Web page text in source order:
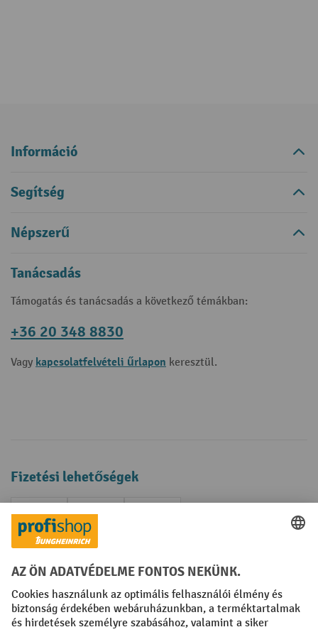
Információ
Segítség
Népszerű
Tanácsadás
Támogatás és tanácsadás a következő témákban:
+36 20 348 8830
Vagy kapcsolatfelvételi űrlapon keresztül.
Fizetési lehetőségek
Creditcard (Master)Creditcard (Visa)
Előrefizetés
Közösségi Média
Facebook
YouTube
LinkedIn
Instagram